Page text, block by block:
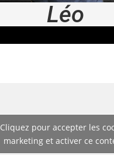
Léo
Cliquez pour accepter les
marketing et activer ce